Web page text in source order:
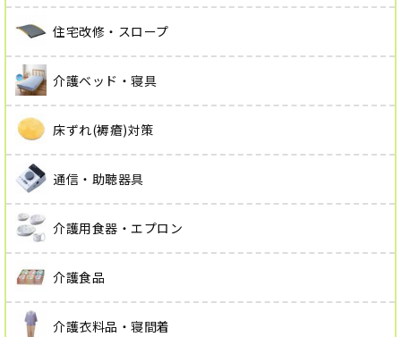
住宅改修・スロープ
介護ベッド・寝具
床ずれ(褥瘡)対策
通信・助聴器具
介護用食器・エプロン
介護食品
介護衣料品・寝間着